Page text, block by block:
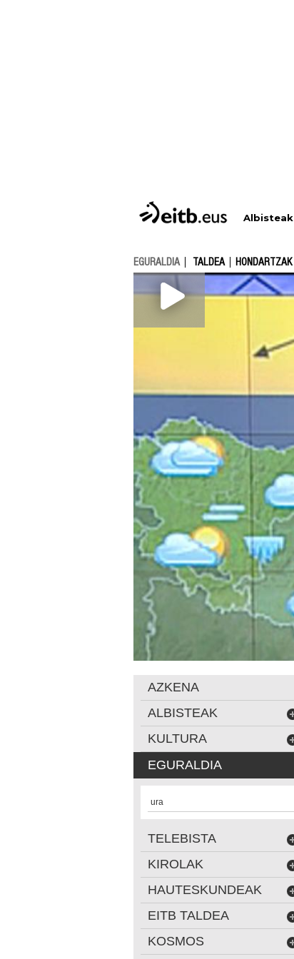
Albisteak
EGURALDIA TALDEA HONDARTZAK
AZKENA
ALBISTEAK
KULTURA
EGURALDIA
ura
TELEBISTA
KIROLAK
HAUTESKUNDEAK
EITB TALDEA
KOSMOS